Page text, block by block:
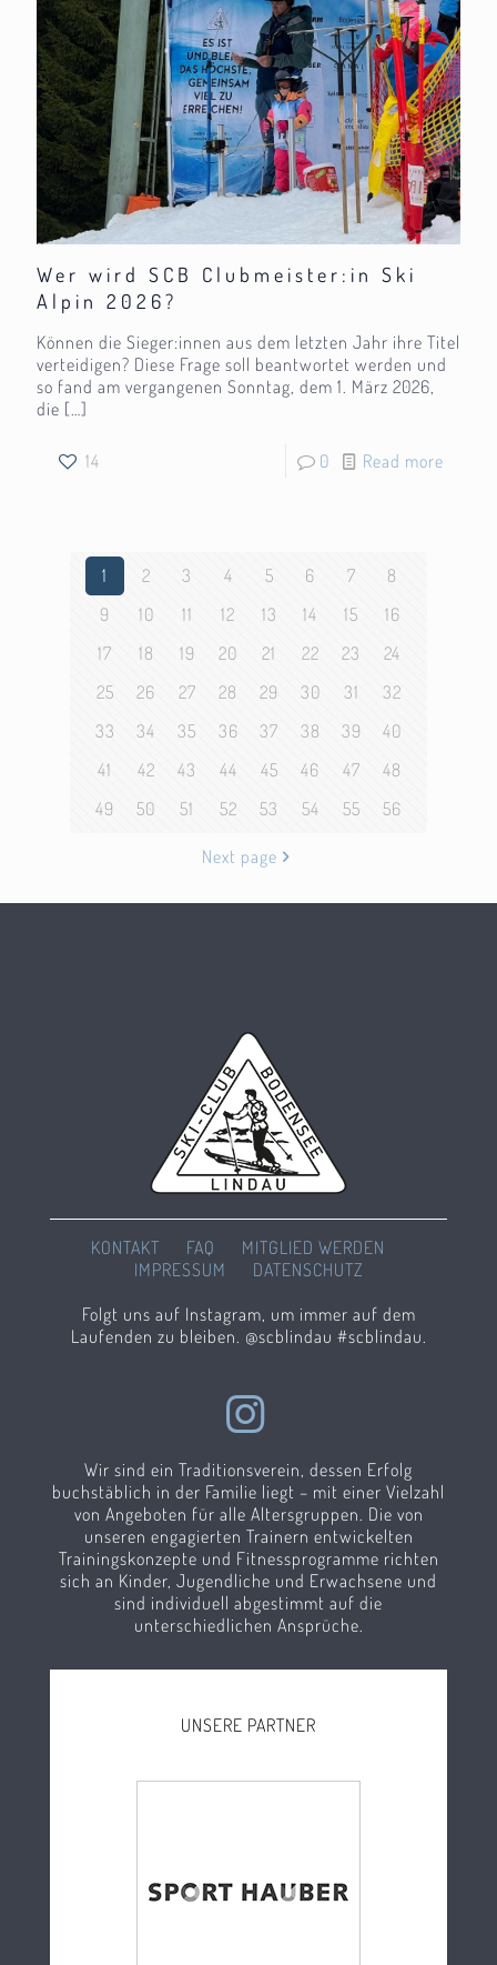
Wer wird SCB Clubmeister:in Ski
Alpin 2026?
Können die Sieger:innen aus dem letzten Jahr ihre Titel
verteidigen? Diese Frage soll beantwortet werden und
so fand am vergangenen Sonntag, dem 1. März 2026,
die […]
14 0 Read more
1 2 3 4 5 6 7
8
9
10 11 12 13 14 15
16
17
18 19 20 21 22 23
24
25
26 27 28 29 30 31
32
33
34 35 36 37 38 39
40
41
42 43 44 45 46 47
48
49
50 51 52 53 54 55 56
Next page
KONTAKT FAQ
MITGLIED WERDEN
IMPRESSUM
DATENSCHUTZ
Folgt uns auf Instagram, um immer auf dem
Laufenden zu bleiben. @scblindau #scblindau.
Wir sind ein Traditionsverein, dessen Erfolg
buchstäblich in der Familie liegt – mit einer Vielzahl
von Angeboten für alle Altersgruppen. Die von
unseren engagierten Trainern entwickelten
Trainingskonzepte und Fitnessprogramme richten
sich an Kinder, Jugendliche und Erwachsene und
sind individuell abgestimmt auf die
unterschiedlichen Ansprüche.
UNSERE PARTNER